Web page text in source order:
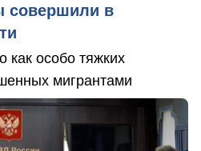
совершили в
как особо тяжких
мигрантами